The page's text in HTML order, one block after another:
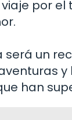
por el
será un
y
han